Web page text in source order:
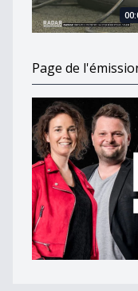
Page de